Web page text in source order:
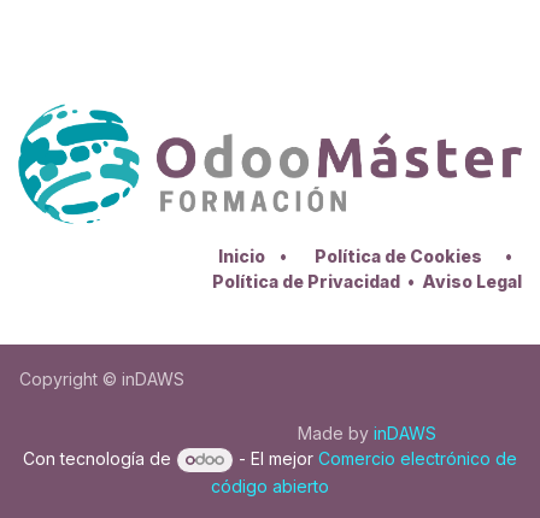
Inicio • Política de Cookies
•
Política de Privacidad • Aviso Legal
Copyright © inDAWS
Made by inDAWS
Con tecnología de
- El mejorComercio electrónico de
código abierto